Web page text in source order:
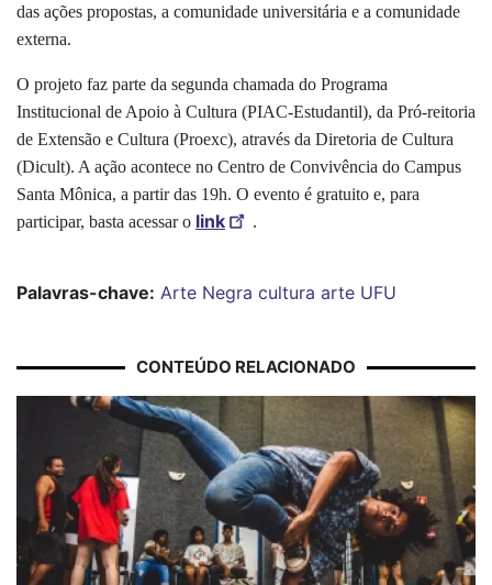
das ações propostas, a comunidade universitária e a comunidade
externa.
O projeto faz parte da segunda chamada do Programa
Institucional de Apoio à Cultura (PIAC-Estudantil), da Pró-reitoria
de Extensão e Cultura (Proexc), através da Diretoria de Cultura
(Dicult). A ação acontece no Centro de Convivência do Campus
Santa Mônica, a partir das 19h. O evento é gratuito e, para
participar, basta acessar o link .
Palavras-chave: Arte Negra cultura arte UFU
CONTEÚDO RELACIONADO